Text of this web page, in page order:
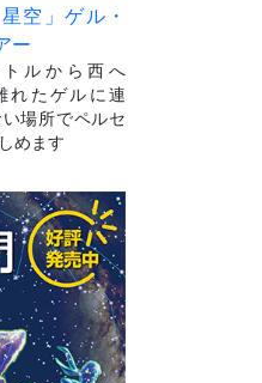
空」ゲル・
ー
ルから西へ
れたゲルに連
場所でペルセ
めます